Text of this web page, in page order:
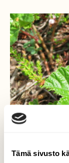
Tämä sivusto